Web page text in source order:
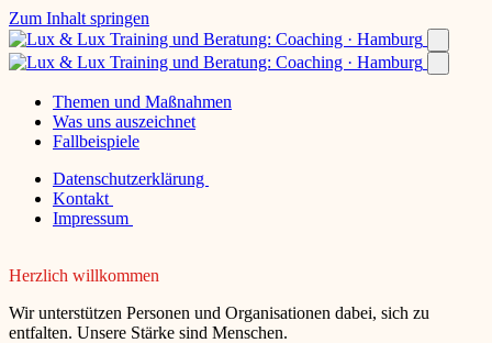
Zum Inhalt springen
Themen und Maßnahmen
Was uns auszeichnet
Fallbeispiele
Datenschutzerklärung
Kontakt
Impressum
Herzlich willkommen
Wir unterstützen Personen und Organisationen dabei, sich zu
entfalten. Unsere Stärke sind Menschen.